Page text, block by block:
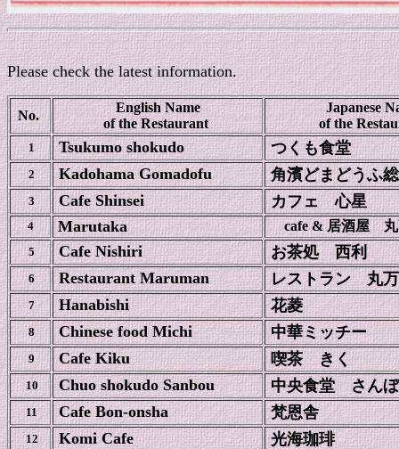
Please check the latest information.
No.
English Name
of the Restaurant
Japanese
of the
1 Tsukumo shokudo つくも食堂
2 Kadohama Gomadofu 角濱どまどうふ
3 Cafe Shinsei カフェ 心星
4 Marutaka cafe & 居酒屋
5 Cafe Nishiri お茶処 西利
6 Restaurant Maruman レストラン 丸万
7 Hanabishi 花菱
8 Chinese food Michi 中華ミッチー
9 Cafe Kiku 喫茶 きく
10 Chuo shokudo Sanbou 中央食堂 さん
11 Cafe Bon-onsha 梵恩舎
12 Komi Cafe 光海珈琲